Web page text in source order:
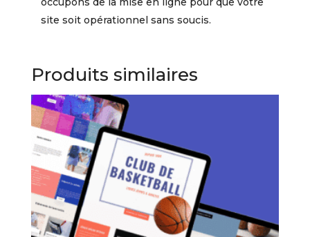
site soit opérationnel sans soucis.
Produits similaires